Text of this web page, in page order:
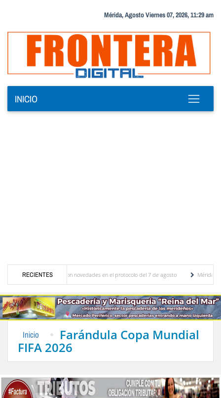
Mérida, Agosto Viernes 07, 2026, 11:29 am
INICIO
RECIENTES
y se conocieron novedades en el protocolo del 7 de agosto
Mérida territorio
Inicio Farándula Copa Mundial
FIFA 2026